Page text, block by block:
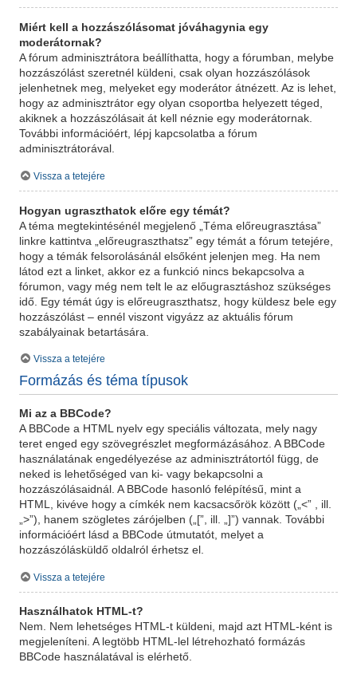
Miért kell a hozzászólásomat jóváhagynia egy
moderátornak?
A fórum adminisztrátora beállíthatta, hogy a fórumban, melybe
hozzászólást szeretnél küldeni, csak olyan hozzászólások
jelenhetnek meg, melyeket egy moderátor átnézett. Az is lehet,
hogy az adminisztrátor egy olyan csoportba helyezett téged,
akiknek a hozzászólásait át kell néznie egy moderátornak.
További információért, lépj kapcsolatba a fórum
adminisztrátorával.
Vissza a tetejére
Hogyan ugraszthatok előre egy témát?
A téma megtekintésénél megjelenő „Téma előreugrasztása”
linkre kattintva „előreugraszthatsz” egy témát a fórum tetejére,
hogy a témák felsorolásánál elsőként jelenjen meg. Ha nem
látod ezt a linket, akkor ez a funkció nincs bekapcsolva a
fórumon, vagy még nem telt le az előugrasztáshoz szükséges
idő. Egy témát úgy is előreugraszthatsz, hogy küldesz bele egy
hozzászólást – ennél viszont vigyázz az aktuális fórum
szabályainak betartására.
Vissza a tetejére
Formázás és téma típusok
Mi az a BBCode?
A BBCode a HTML nyelv egy speciális változata, mely nagy
teret enged egy szövegrészlet megformázásához. A BBCode
használatának engedélyezése az adminisztrátortól függ, de
neked is lehetőséged van ki- vagy bekapcsolni a
hozzászólásaidnál. A BBCode hasonló felépítésű, mint a
HTML, kivéve hogy a címkék nem kacsacsőrök között („<” , ill.
„>”), hanem szögletes zárójelben („[”, ill. „]”) vannak. További
információért lásd a BBCode útmutatót, melyet a
hozzászólásküldő oldalról érhetsz el.
Vissza a tetejére
Használhatok HTML-t?
Nem. Nem lehetséges HTML-t küldeni, majd azt HTML-ként is
megjeleníteni. A legtöbb HTML-lel létrehozható formázás
BBCode használatával is elérhető.